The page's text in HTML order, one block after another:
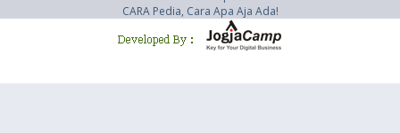
CARA Pedia, Cara Apa Aja Ada!